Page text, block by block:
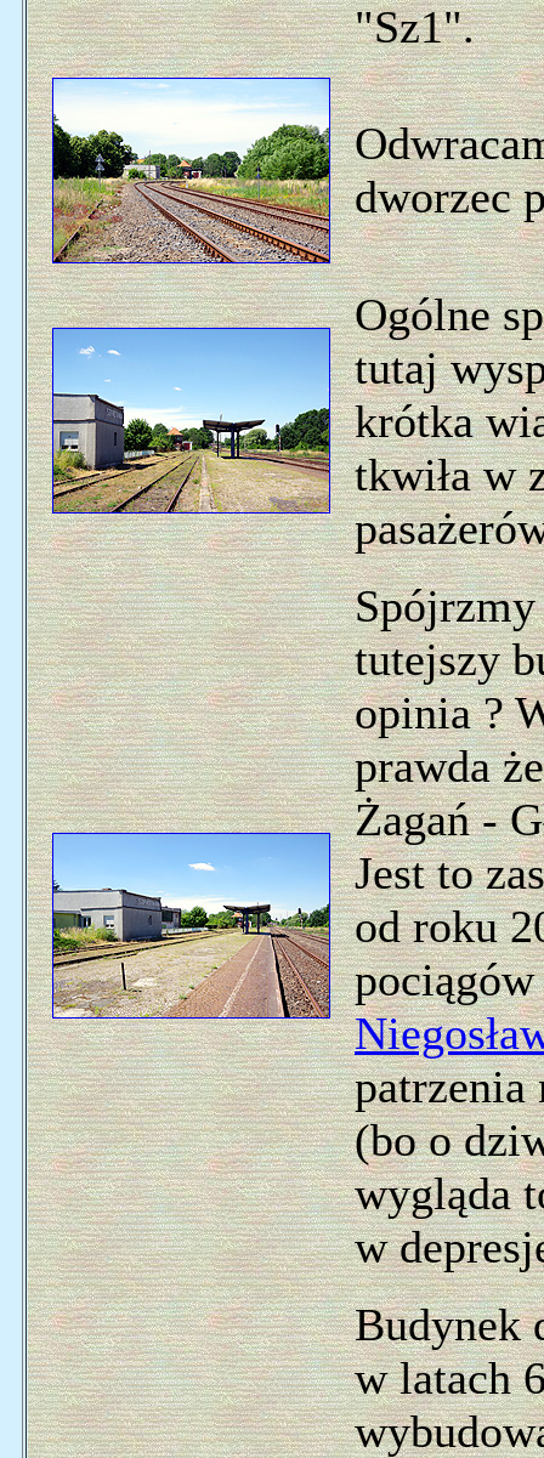
"Sz1".
dworzec
Ogólne
tutaj
krótka
tkwiła w
tutejszy
opinia ?
prawda
Żagań -
Jest to
od roku
patrzenia
(bo o
wygląda
w
Budynek
w latach